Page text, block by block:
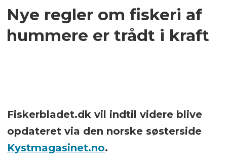
Nye regler om fiskeri af
hummere er trådt i kraft
Fiskerbladet.dk vil indtil videre blive
opdateret via den norske søsterside
Kystmagasinet.no.